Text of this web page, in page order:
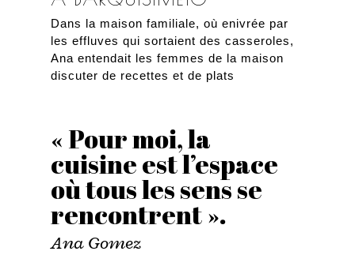
Dans la maison familiale, où enivrée par
les effluves qui sortaient des casseroles,
Ana entendait les femmes de la maison
discuter de recettes et de plats
« Pour moi, la
cuisine est l’espace
où tous les sens se
rencontrent ».
Ana Gomez